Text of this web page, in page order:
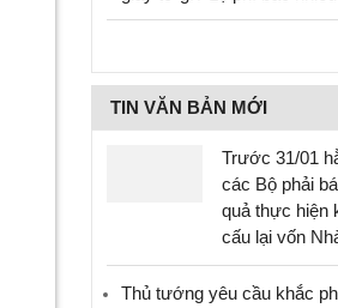
TIN VĂN BẢN MỚI
Trước 31/01
các Bộ phải
quả thực hiện
cấu lại vốn
Thủ tướng yêu cầu khắc